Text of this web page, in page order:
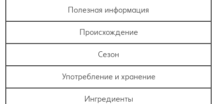
Полезная информация
Происхождение
Сезон
Употребление и хранение
Ингредиенты